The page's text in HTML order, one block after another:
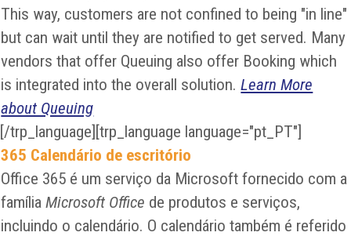
This way, customers are not confined to being "in line"
but can wait until they are notified to get served. Many
vendors that offer Queuing also offer Booking which
is integrated into the overall solution.Learn More
about Queuing
[/trp_language][trp_language language="pt_PT"]
365 Calendário de escritório
Office 365 é um serviço da Microsoft fornecido com a
famíliaMicrosoft Office de produtos e serviços,
incluindo o calendário. O calendário também é referido